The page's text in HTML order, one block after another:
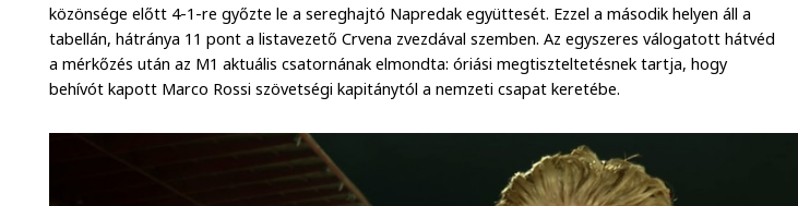
közönsége előtt 4-1-re győzte le a sereghajtó Napredak együttesét. Ezzel a második helyen áll a
tabellán, hátránya 11 pont a listavezető Crvena zvezdával szemben. Az egyszeres válogatott hátvéd
a mérkőzés után az M1 aktuális csatornának elmondta: óriási megtiszteltetésnek tartja, hogy
behívót kapott Marco Rossi szövetségi kapitánytól a nemzeti csapat keretébe.